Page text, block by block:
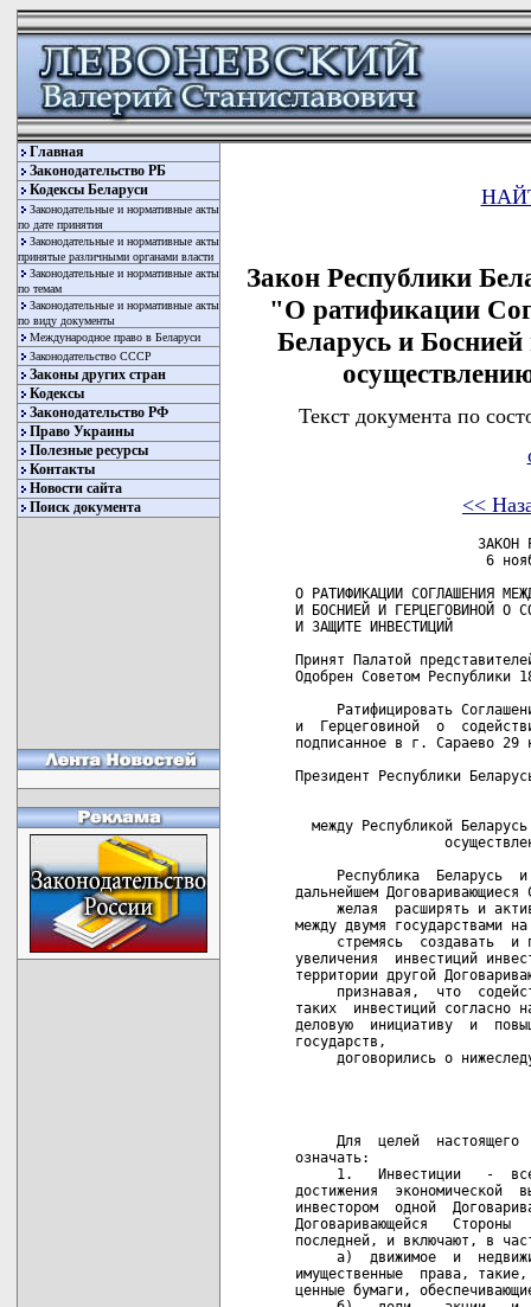
Главная
Законодательство РБ
Кодексы Беларуси
Законодательные и нормативные акты
по дате принятия
Законодательные и нормативные акты
принятые различными органами власти
Законодательные и нормативные акты
по темам
Законодательные и нормативные акты
по виду документы
Международное право в Беларуси
Законодательство СССР
Законы других стран
Кодексы
Законодательство РФ
Право Украины
Полезные ресурсы
Контакты
Новости сайта
Поиск документа
Закон Республики
"О ратификации
Беларусь и Боснией
Текст документа по
<<
ЗАКОН РЕСПУБЛИКИ БЕЛАРУСЬ
                       6 ноября 2005 г. № 56-З

О РАТИФИКАЦИИ СОГЛАШЕНИЯ МЕЖДУ РЕСПУБЛИКОЙ БЕЛАРУСЬ
И БОСНИЕЙ И ГЕРЦЕГОВИНОЙ О СОДЕЙСТВИИ ОСУЩЕСТВЛЕНИЮ
И ЗАЩИТЕ ИНВЕСТИЦИЙ

Принят Палатой представителей 3 октября 2005 года
Одобрен Советом Республики 18 октября 2005 года

     Ратифицировать Соглашение между Республикой Беларусь и  Боснией
и  Герцеговиной  о  содействии осуществлению  и  защите  инвестиций,
подписанное в г. Сараево 29 ноября 2004 года.
     
Президент Республики Беларусь                            А.Лукашенко
                                  
                             СОГЛАШЕНИЕ
  между Республикой Беларусь и Боснией и Герцеговиной о содействии
                  осуществлению и защите инвестиций
                                  
     Республика  Беларусь  и  Босния  и  Герцеговина,  именуемые   в
дальнейшем Договаривающиеся Стороны,
     желая  расширять и активизировать экономическое  сотрудничество
между двумя государствами на основе равенства и взаимной выгоды,
     стремясь  создавать  и поддерживать благоприятные  условия  для
увеличения  инвестиций инвесторов одной Договаривающейся Стороны  на
территории другой Договаривающейся Стороны,
     признавая,  что  содействие  осуществлению  и  взаимная  защита
таких  инвестиций согласно настоящему Соглашению будут стимулировать
деловую  инициативу  и  повышать экономическое благосостояние  обоих
государств,
     договорились о нижеследующем:
                                  
                              Статья 1
                             Определения
                                  
     Для  целей  настоящего  Соглашения  приведенные  термины  будут
означать:
     1.   Инвестиции   -  все  виды  имущества,  вкладываемого   для
достижения  экономической  выгоды  либо  другой  хозяйственной  цели
инвестором  одной  Договаривающейся  Стороны  на  территории  другой
Договаривающейся   Стороны   в  соответствии   с   законодательством
последней, и включают, в частности, но не исключительно:
     а)  движимое  и  недвижимое имущество,  а  также  любые  другие
имущественные  права, такие, как ипотеки, права  залога  или  другие
ценные бумаги, обеспечивающие подобные права;
     б)   доли,   акции   и  иные  формы  участия   в   коммерческих
организациях;
     в)  права  требования в отношении денежных средств  или  любого
исполнения   обязательств   по  договору,   имеющему   экономическую
ценность;
     г)   права   на  интеллектуальную  собственность,  такие,   как
авторские  и смежные права, патенты, промышленные образцы,  товарные
знаки, фирменные наименования и ноу-хау;
     д)     концессии,    предоставляемые    в    соответствии     с
законодательством либо по договору, включая концессии  на  разведку,
разработку, добычу и эксплуатацию природных ресурсов.
     Любое  последующее  изменение формы, в  которой  осуществляется
инвестирование  или реинвестирование имущества, не  затрагивает  его
характер как инвестиций при условии, что такое изменение совершено в
соответствии  с  законодательством  Договаривающейся   Стороны,   на
территории которой были осуществлены инвестиции.
     2.   Инвестор   -   любое  физическое  или  юридическое   лицо,
осуществляющее  инвестирование на территории другой Договаривающейся
Стороны:
     а) в отношении Республики Беларусь:
     физическое   лицо   -   любое   физическое   лицо,   являющееся
гражданином  Республики Беларусь в соответствии с  законодательством
Республики Беларусь;
     юридическое  лицо - любое юридическое лицо, зарегистрированное,
учрежденное  либо  иным соответствующим образом  созданное  согласно
законодательству Республики Беларусь;
     б) в отношении Боснии и Герцеговины:
     физическое   лицо   -   любое   физическое   лицо,   являющееся
гражданином Боснии и Герцеговины согласно законодательству Боснии  и
Герцеговины,  в  случае  если  он  (она)  постоянно  проживает  либо
осуществляет  основную  хозяйственную  деятельность  на   территории
Боснии и Герцеговины;
     юридическое  лицо - любое юридическое лицо, созданное  согласно
действующему  в Боснии и Герцеговине законодательству, имеющее  свое
зарегистрированное  местонахождение, центральный аппарат  управления
или осуществляющее основную хозяйственную деятельность на территории
Боснии и Герцеговины.
     3.  Доходы - средства, полученные посредством инвестиций,  и  в
частности,  но  не исключительно, включают платежи в счет  авторских
прав  или лицензионные платежи, прибыль, проценты, дивиденды, доходы
от прироста стоимости имущества, доходы и другие выплаты.
     4. Территория:
     а)  в отношении Республики Беларусь - территория, на которой  в
соответствии с международным правом Республика Беларусь осуществляет
суверенные права и которая находится под ее юрисдикцией;
     б)  в  отношении  Боснии и Герцеговины  -  вся  суша  Боснии  и
Герцеговины, ее территориальное море, дно и недра, а также воздушное
пространство  над  ней,  включая морское пространство  за  пределами
территориальных  вод Боснии и Герцеговины, которое  признается  либо
будет  признано  в  будущем  находящимся под  юрисдикцией  Боснии  и
Герцеговины в соответствии с международным правом как территория, на
которой  Босния и Герцеговина вправе осуществлять права в  отношении
морских дна и недр, а также природных ресурсов.
                                  
                              Статья 2
            Содействие осуществлению и защита инвестиций
                                  
     1.  Каждая  Договаривающаяся Сторона будет поощрять,  создавать
благоприятные,  стабильные  и прозрачные условия  инвесторам  другой
Договаривающейся   Стороны  для  осуществления  инвестиций   на   ее
территории  и  будет  допускать  такие  инвестиции  согласно  своему
законодательству.
     2.   Инвестициям  инвесторов  каждой  Договаривающейся  Стороны
должен быть предоставлен справедливый и